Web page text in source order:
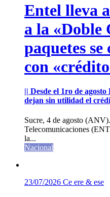
Entel lleva
a la «Doble
paquetes
con
|| Desde el 1ro de
dejan sin utilidad el
Sucre, 4 de agosto
Telecomunicaciones
la...
Nacional
23/07/2026 Ce ere & ese